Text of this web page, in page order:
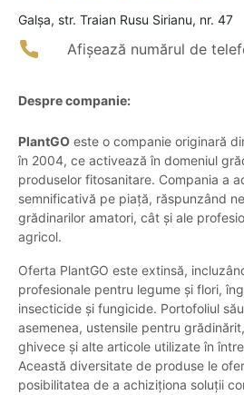
Galşa, str. Traian Rusu Sirianu, nr. 47
Afișează numărul de
Despre companie:
PlantGO este o companie originară
în 2004, ce activează în domeniul
produselor fitosanitare. Compania a
semnificativă pe piață, răspunzând
grădinarilor amatori, cât și ale
agricol.
Oferta PlantGO este extinsă,
profesionale pentru legume și flori,
insecticide și fungicide. Portofoliul
asemenea, ustensile pentru
ghivece și alte articole utilizate în
Această diversitate de produse le
posibilitatea de a achiziționa soluții